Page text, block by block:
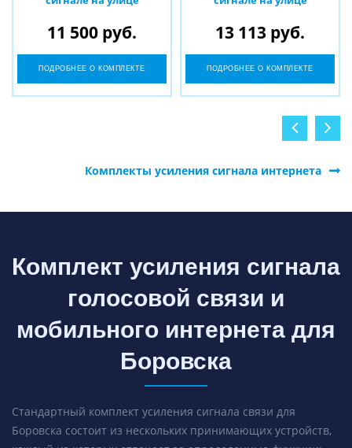
11 500 руб.
ПОДРОБНЕЕ О КОМПЛЕКТЕ
13 113 руб.
ПОДРОБНЕЕ О КОМПЛЕКТЕ
Комплекты усиления сигнала интернета
Комплект усиления сигнала
голосовой связи и
мобильного интернета для
Боровска
Стандартный комплект усиления сигнала связи для
Боровска состоит из нескольких принимающих устройств,